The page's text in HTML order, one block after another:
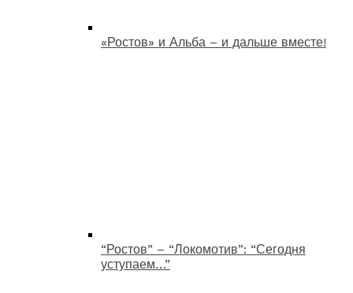
«Ростов» и Альба – и дальше вместе!
“Ростов” – “Локомотив”: “Сегодня
уступаем…”